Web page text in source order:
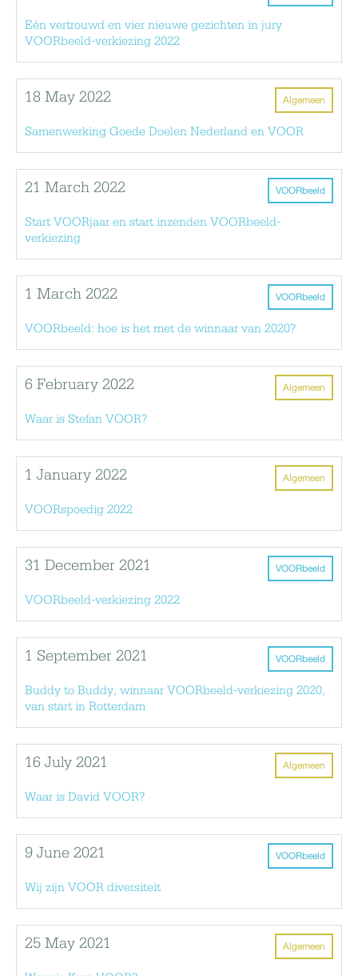
Eén vertrouwd en vier nieuwe gezichten in jury
VOORbeeld-verkiezing 2022
Algemeen
18 May 2022
Samenwerking Goede Doelen Nederland en VOOR
VOORbeeld
21 March 2022
Start VOORjaar en start inzenden VOORbeeld-
verkiezing
VOORbeeld
1 March 2022
VOORbeeld: hoe is het met de winnaar van 2020?
Algemeen
6 February 2022
Waar is Stefan VOOR?
Algemeen
1 January 2022
VOORspoedig 2022
VOORbeeld
31 December 2021
VOORbeeld-verkiezing 2022
VOORbeeld
1 September 2021
Buddy to Buddy, winnaar VOORbeeld-verkiezing 2020,
van start in Rotterdam
Algemeen
16 July 2021
Waar is David VOOR?
VOORbeeld
9 June 2021
Wij zijn VOOR diversiteit
Algemeen
25 May 2021